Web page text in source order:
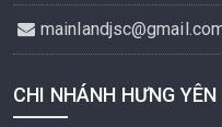
CHI NHÁNH HƯNG YÊN